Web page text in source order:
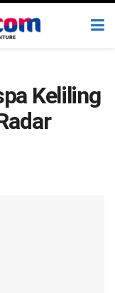
Keliling